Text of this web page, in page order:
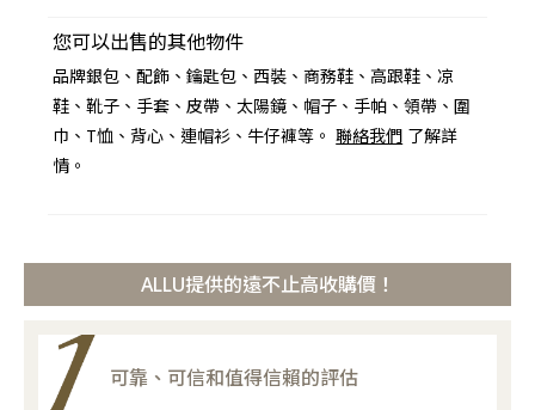
您可以出售的其他物件
品牌銀包、配飾、鑰匙包、西裝、商務鞋、高跟鞋、凉
鞋、靴子、手套、皮帶、太陽鏡、帽子、手帕、領帶、圍
巾、T恤、背心、連帽衫、牛仔褲等。聯絡我們 了解詳
情。
ALLU提供的遠不止高收購價！
可靠、可信和值得信賴的評估